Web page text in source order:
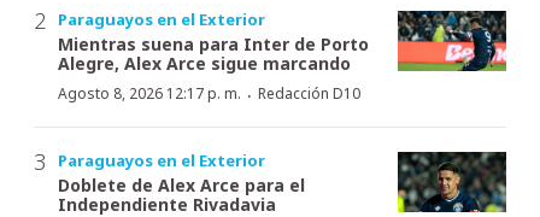
Paraguayos en el Exterior
Mientras suena para Inter de Porto
Alegre, Alex Arce sigue marcando
Agosto 8, 2026 12:17 p. m. · Redacción D10
Paraguayos en el Exterior
Doblete de Alex Arce para el
Independiente Rivadavia